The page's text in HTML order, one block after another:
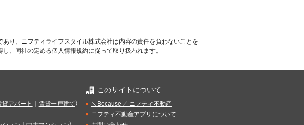
り、ニフティライフスタイル株式会社は内容の責任を負わないことを
、同社の定める個人情報規約に従って取り扱われます。
貸アパート 賃貸一戸建て）
このサイトについて
＼Because／ ニフティ不動産
ニフティ不動産アプリについて